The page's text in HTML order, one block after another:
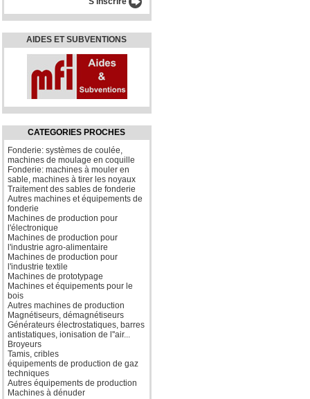
AIDES ET SUBVENTIONS
CATEGORIES PROCHES
Fonderie: systèmes de coulée,
machines de moulage en coquille
Fonderie: machines à mouler en
sable, machines à tirer les noyaux
Traitement des sables de fonderie
Autres machines et équipements de
fonderie
Machines de production pour
l'électronique
Machines de production pour
l'industrie agro-alimentaire
Machines de production pour
l'industrie textile
Machines de prototypage
Machines et équipements pour le
bois
Autres machines de production
Magnétiseurs, démagnétiseurs
Générateurs électrostatiques, barres
antistatiques, ionisation de l''air...
Broyeurs
Tamis, cribles
équipements de production de gaz
techniques
Autres équipements de production
Machines à dénuder